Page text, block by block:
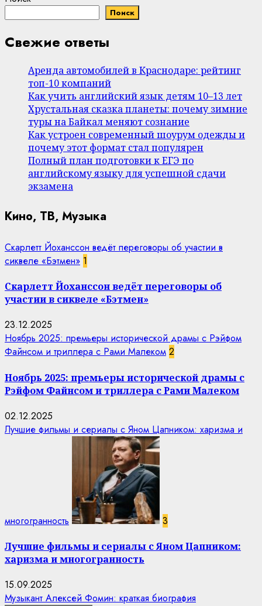
Поиск
Свежие ответы
Аренда автомобилей в Краснодаре: рейтинг
топ-10 компаний
Как учить английский язык детям 10–13 лет
Хрустальная сказка планеты: почему зимние
туры на Байкал меняют сознание
Как устроен современный шоурум одежды и
почему этот формат стал популярен
Полный план подготовки к ЕГЭ по
английскому языку для успешной сдачи
экзамена
Кино, ТВ, Музыка
Скарлетт Йоханссон ведёт переговоры об участии в
сиквеле «Бэтмен» 1
Скарлетт Йоханссон ведёт переговоры об
участии в сиквеле «Бэтмен»
23.12.2025
Ноябрь 2025: премьеры исторической драмы с Рэйфом
Файнсом и триллера с Рами Малеком 2
Ноябрь 2025: премьеры исторической драмы с
Рэйфом Файнсом и триллера с Рами Малеком
02.12.2025
Лучшие фильмы и сериалы с Яном Цапником: харизма и
многогранность 3
Лучшие фильмы и сериалы с Яном Цапником:
харизма и многогранность
15.09.2025
Музыкант Алексей Фомин: краткая биография